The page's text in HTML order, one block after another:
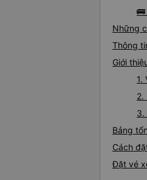
Những
Thông
Giới
1.
2.
3.
Bảng
Cách
Đặt vé